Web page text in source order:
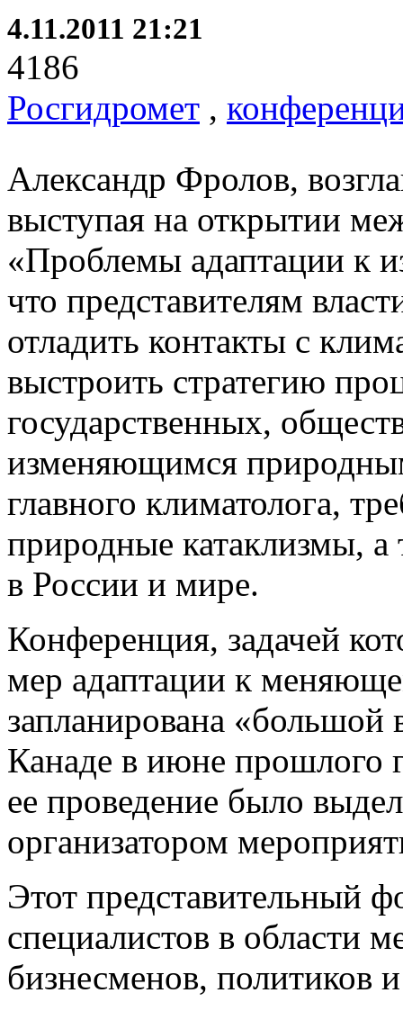
4.11.2011 21:21
4186
Росгидромет ,
Александр Фролов,
выступая на открытии
«Проблемы адаптации к
что представителям
отладить контакты с
выстроить стратегию
государственных,
изменяющимся
главного климатолога,
природные катаклизмы, а
в России и мире.
Конференция, задачей
мер адаптации к
запланирована «большой
Канаде в июне прошлого
ее проведение было
организатором
Этот представительный
специалистов в области
бизнесменов, политиков